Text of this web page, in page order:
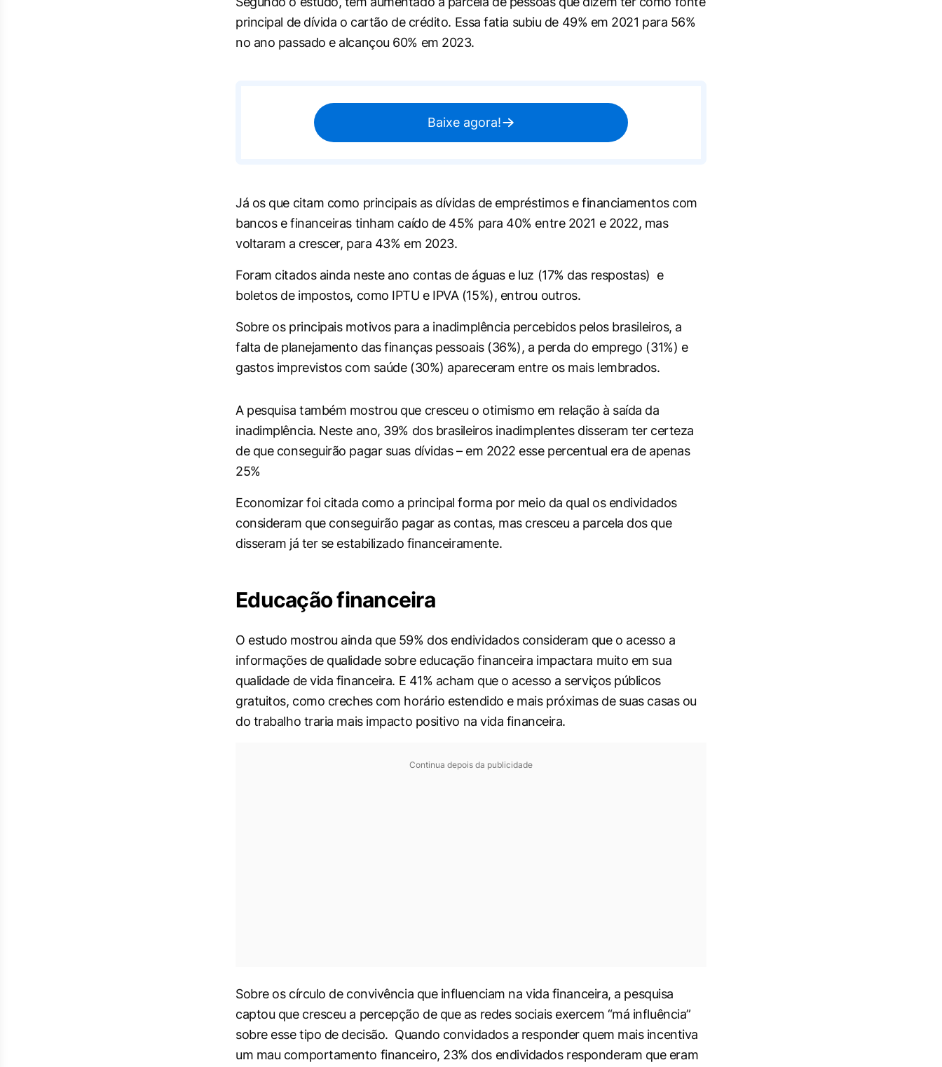
principal de dívida o cartão de crédito. Essa fatia subiu de 49% em 2021 para 56%
no ano passado e alcançou 60% em 2023.
Baixe agora!
Já os que citam como principais as dívidas de empréstimos e financiamentos com
bancos e financeiras tinham caído de 45% para 40% entre 2021 e 2022, mas
voltaram a crescer, para 43% em 2023.
Foram citados ainda neste ano contas de águas e luz (17% das respostas) e
boletos de impostos, como IPTU e IPVA (15%), entrou outros.
Sobre os principais motivos para a inadimplência percebidos pelos brasileiros, a
falta de planejamento das finanças pessoais (36%), a perda do emprego (31%) e
gastos imprevistos com saúde (30%) apareceram entre os mais lembrados.
A pesquisa também mostrou que cresceu o otimismo em relação à saída da
inadimplência. Neste ano, 39% dos brasileiros inadimplentes disseram ter certeza
de que conseguirão pagar suas dívidas – em 2022 esse percentual era de apenas
25%
Economizar foi citada como a principal forma por meio da qual os endividados
consideram que conseguirão pagar as contas, mas cresceu a parcela dos que
disseram já ter se estabilizado financeiramente.
Educação financeira
O estudo mostrou ainda que 59% dos endividados consideram que o acesso a
informações de qualidade sobre educação financeira impactara muito em sua
qualidade de vida financeira. E 41% acham que o acesso a serviços públicos
gratuitos, como creches com horário estendido e mais próximas de suas casas ou
do trabalho traria mais impacto positivo na vida financeira.
Continua depois da publicidade
Sobre os círculo de convivência que influenciam na vida financeira, a pesquisa
captou que cresceu a percepção de que as redes sociais exercem “má influência”
sobre esse tipo de decisão. Quando convidados a responder quem mais incentiva
um mau comportamento financeiro, 23% dos endividados responderam que eram